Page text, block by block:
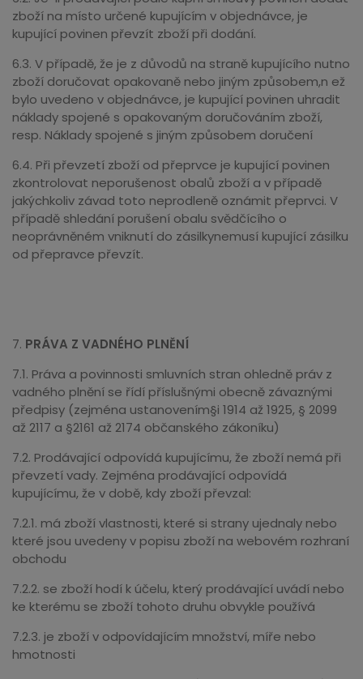
zboží na místo určené kupujícím v objednávce, je
kupující povinen převzít zboží při dodání.
6.3. V případě, že je z důvodů na straně kupujícího nutno
zboží doručovat opakovaně nebo jiným způsobem,n ež
bylo uvedeno v objednávce, je kupující povinen uhradit
náklady spojené s opakovaným doručováním zboží,
resp. Náklady spojené s jiným způsobem doručení
6.4. Při převzetí zboží od přeprvce je kupující povinen
zkontrolovat neporušenost obalů zboží a v případě
jakýchkoliv závad toto neprodleně oznámit přeprvci. V
případě shledání porušení obalu svědčícího o
neoprávněném vniknutí do zásilkynemusí kupující zásilku
od přepravce převzít.
7. PRÁVA Z VADNÉHO PLNĚNÍ
7.1. Práva a povinnosti smluvních stran ohledně práv z
vadného plnění se řídí příslušnými obecně závaznými
předpisy (zejména ustanovením§i 1914 až 1925, § 2099
až 2117 a §2161 až 2174 občanského zákoníku)
7.2. Prodávající odpovídá kupujícímu, že zboží nemá při
převzetí vady. Zejména prodávající odpovídá
kupujícímu, že v době, kdy zboží převzal:
7.2.1. má zboží vlastnosti, které si strany ujednaly nebo
které jsou uvedeny v popisu zboží na webovém rozhraní
obchodu
7.2.2. se zboží hodí k účelu, který prodávající uvádí nebo
ke kterému se zboží tohoto druhu obvykle používá
7.2.3. je zboží v odpovídajícím množství, míře nebo
hmotnosti